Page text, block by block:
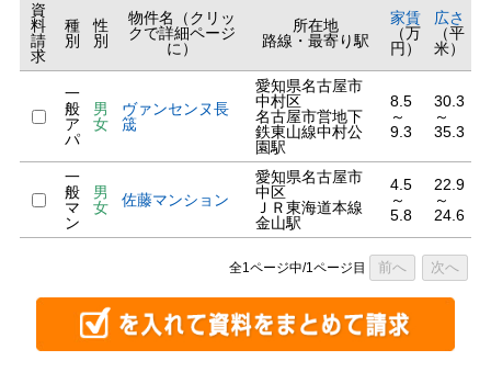
資
料
請
求
種
別
性
別
物件名（クリッ
クで詳細ページ
に）
所在地
路線・最寄り駅
家賃
（万
円）
広さ
（平
米）
一
般
ア
パ
男
女
ヴァンセンヌ長
筬
愛知県名古屋市
中村区
名古屋市営地下
鉄東山線中村公
園駅
8.5
～
9.3
30.3
～
35.3
一
般
マ
ン
男
女
佐藤マンション
愛知県名古屋市
中区
ＪＲ東海道本線
金山駅
4.5
～
5.8
22.9
～
24.6
全1ページ中/1ページ目 前へ 次へ